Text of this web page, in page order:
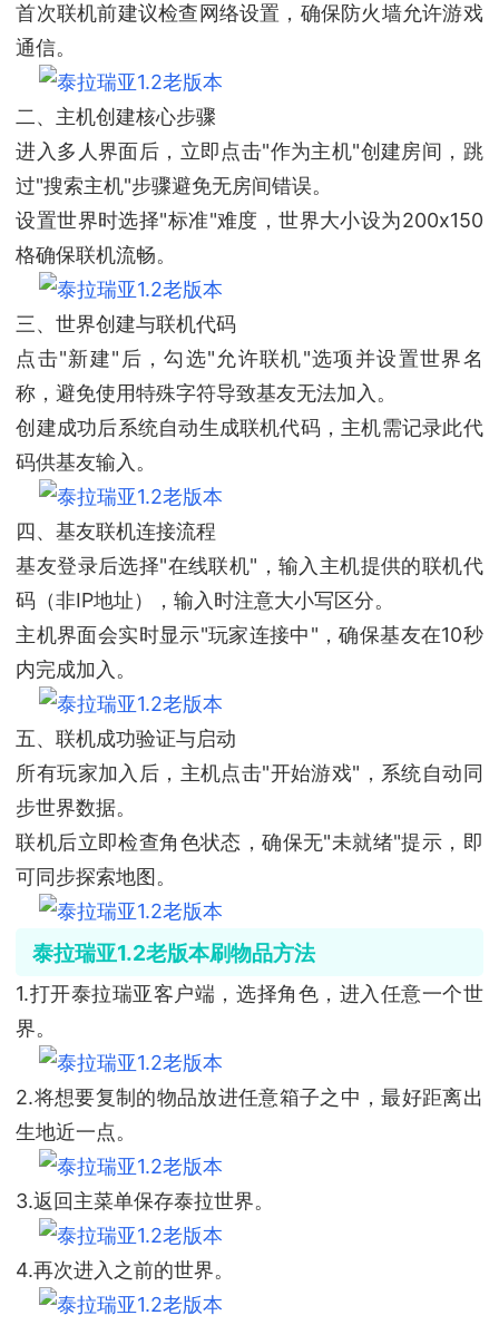
首次联机前建议检查网络设置，确保防火墙允许游戏
通信。
二、主机创建核心步骤
进入多人界面后，立即点击"作为主机"创建房间，跳
过"搜索主机"步骤避免无房间错误。
设置世界时选择"标准"难度，世界大小设为200x150
格确保联机流畅。
三、世界创建与联机代码
点击"新建"后，勾选"允许联机"选项并设置世界名
称，避免使用特殊字符导致基友无法加入。
创建成功后系统自动生成联机代码，主机需记录此代
码供基友输入。
四、基友联机连接流程
基友登录后选择"在线联机"，输入主机提供的联机代
码（非IP地址），输入时注意大小写区分。
主机界面会实时显示"玩家连接中"，确保基友在10秒
内完成加入。
五、联机成功验证与启动
所有玩家加入后，主机点击"开始游戏"，系统自动同
步世界数据。
联机后立即检查角色状态，确保无"未就绪"提示，即
可同步探索地图。
泰拉瑞亚1.2老版本刷物品方法
1.打开泰拉瑞亚客户端，选择角色，进入任意一个世
界。
2.将想要复制的物品放进任意箱子之中，最好距离出
生地近一点。
3.返回主菜单保存泰拉世界。
4.再次进入之前的世界。